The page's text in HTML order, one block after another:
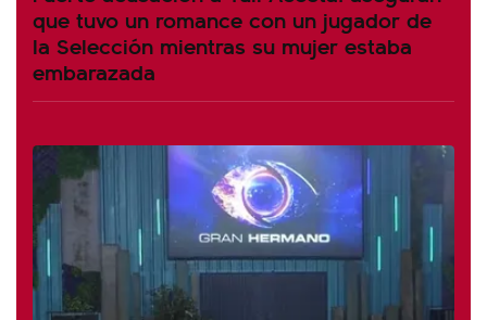
que tuvo un romance con un jugador de
la Selección mientras su mujer estaba
embarazada